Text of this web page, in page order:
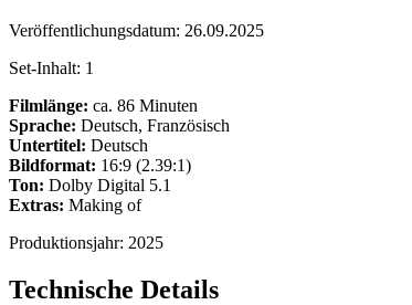
Veröffentlichungsdatum: 26.09.2025
Set-Inhalt: 1
Filmlänge: ca. 86 Minuten
Sprache: Deutsch, Französisch
Untertitel: Deutsch
Bildformat: 16:9 (2.39:1)
Ton: Dolby Digital 5.1
Extras: Making of
Produktionsjahr: 2025
Technische Details